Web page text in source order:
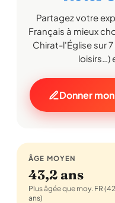
Partagez votre
Français à mieux
Chirat-l'Église sur
loisirs…)
Donner
ÂGE MOYEN
43,2 ans
Plus âgée que moy. FR (42
ans)